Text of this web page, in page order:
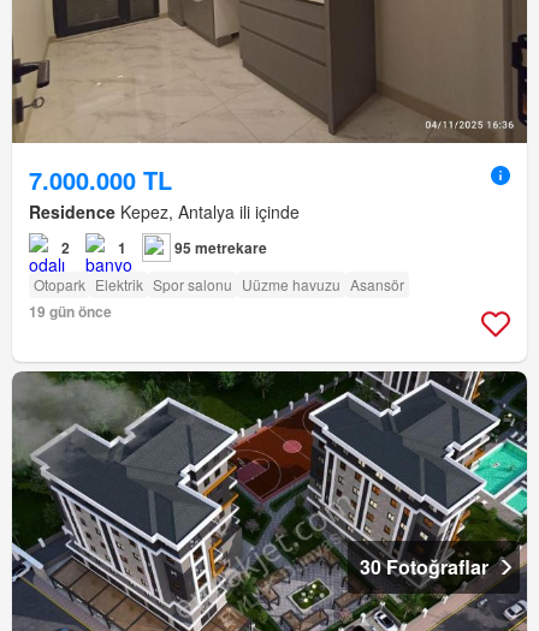
7.000.000 TL
Residence Kepez, Antalya ili içinde
2 1 95 metrekare
Otopark Elektrik Spor salonu Uüzme havuzu Asansör
19 gün önce
30 Fotoğraflar